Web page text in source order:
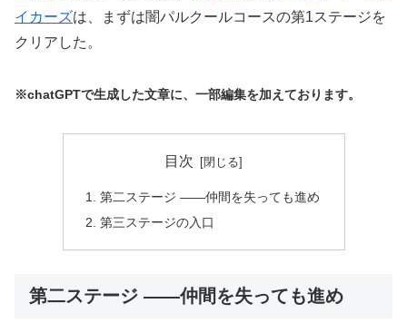
イカーズは、まずは闇パルクールコースの第1ステージを
クリアした。
※chatGPTで生成した文章に、一部編集を加えております。
目次
第二ステージ ――仲間を失っても進め
第三ステージの入口
第二ステージ ――仲間を失っても進め